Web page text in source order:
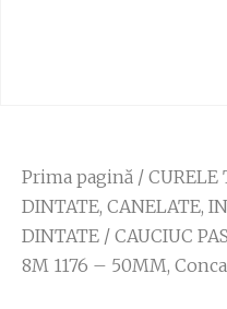
Prima pagină / CURELE
DINTATE, CANELATE,
DINTATE / CAUCIUC
8M 1176 – 50MM,